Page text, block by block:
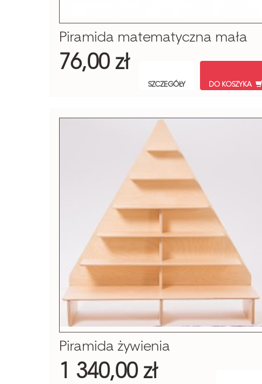
Piramida matematyczna mała
76,00 zł
SZCZEGÓŁY DO KOSZYKA
Piramida żywienia
1 340,00 zł